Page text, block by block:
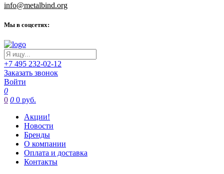
info@metalbind.org
Мы в соцсетях:
+7 495 232-02-12
Заказать звонок
Войти
0
0 0 0 руб.
Акции!
Новости
Бренды
О компании
Оплата и доставка
Контакты